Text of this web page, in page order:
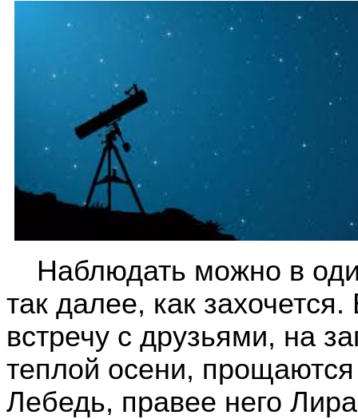
Наблюдать можно в
так далее, как
встречу с друзьями, на
теплой осени,
Лебедь, правее него